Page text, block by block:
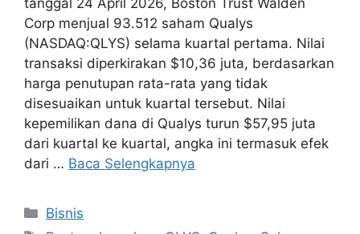
tanggal 24 April 2026, Boston Trust Walden
Corp menjual 93.512 saham Qualys
(NASDAQ:QLYS) selama kuartal pertama. Nilai
transaksi diperkirakan $10,36 juta, berdasarkan
harga penutupan rata-rata yang tidak
disesuaikan untuk kuartal tersebut. Nilai
kepemilikan dana di Qualys turun $57,95 juta
dari kuartal ke kuartal, angka ini termasuk efek
dari … Baca Selengkapnya
Kategori
Bisnis